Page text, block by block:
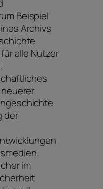
Beispiel
Archivs
alle Nutzer
der
im